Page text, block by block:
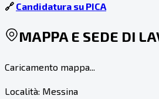
🔗 Candidatura su PICA
MAPPA E SEDE DI
Caricamento mappa...
Località: Messina